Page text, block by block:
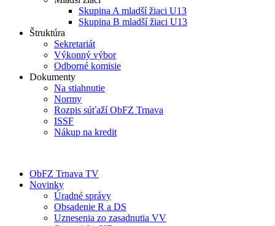
Skupina A mladší žiaci U13
Skupina B mladší žiaci U13
Štruktúra
Sekretariát
Výkonný výbor
Odborné komisie
Dokumenty
Na stiahnutie
Normy
Rozpis súťaží ObFZ Trnava
ISSF
Nákup na kredit
ObFZ Trnava TV
Novinky
Úradné správy
Obsadenie R a DS
Uznesenia zo zasadnutia VV